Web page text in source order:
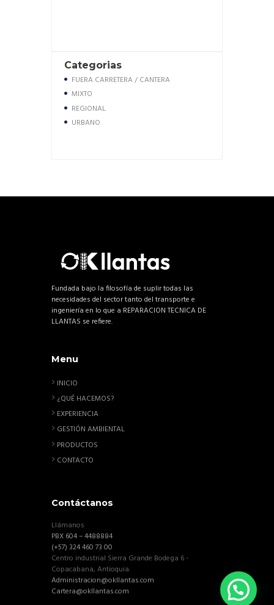
Categorias
FUERA CARRETERA / CANTERA
MIXTO
REGIONAL
URBANO
Fundada bajo la filosofía de suplir todas las
necesidades del sector tanto del transporte e
ingeniería en lo que a REPARACION TECNICA DE
LLANTAS se refiere.
Menu
INICIO
¿QUÉ HACEMOS?
EXPERIENCIA
GESTIÓN AMBIENTAL
PRODUCTOS
CONTACTO
Contáctanos
Llámanos
PBX 604 – 4488884
(+57) 324 460 73 00
Centro industrial Sierra Grande Bodega 6 -
Copacabana, Antioquia.
Administracion@okllantas.com
Cartera@okllantas.com